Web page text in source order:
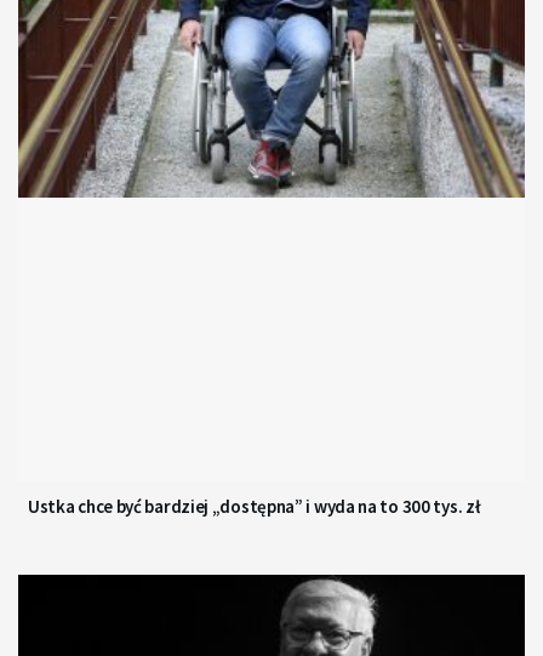
Ustka chce być bardziej „dostępna” i wyda na to 300 tys. zł